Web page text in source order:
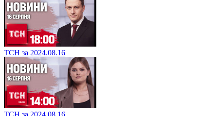
ТСН за 2024.08.16
ТСН за 2024.08.16